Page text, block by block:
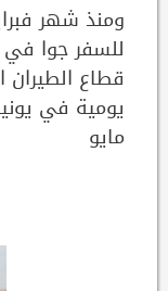
ومنذ شهر
للسفر جوا
مايو